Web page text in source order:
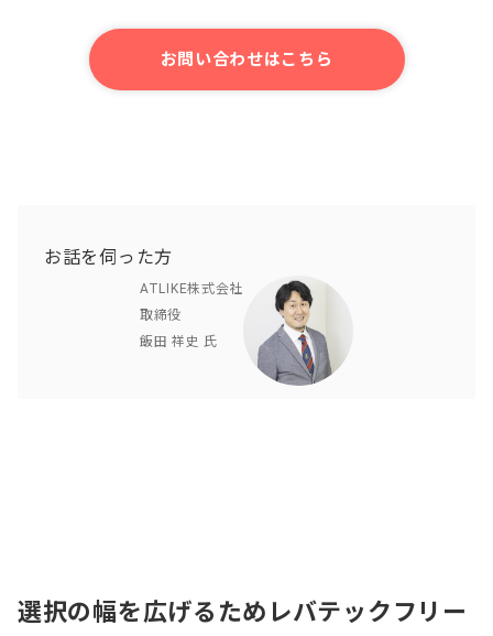
お問い合わせはこちら
お話を伺った方
ATLIKE株式会社
取締役
飯田 祥史 氏
選択の幅を広げるためレバテックフリー